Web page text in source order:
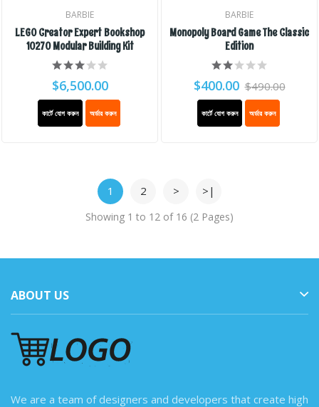
BARBIE
LEGO Creator Expert Bookshop
10270 Modular Building Kit
$6,500.00
কার্টে যোগ করুন অর্ডার করুন
BARBIE
Monopoly Board Game The Classic
Edition
$400.00 $490.00
কার্টে যোগ করুন অর্ডার করুন
1 2 > >|
Showing 1 to 12 of 16 (2 Pages)
ABOUT US
We are a team of designers and developers that create high